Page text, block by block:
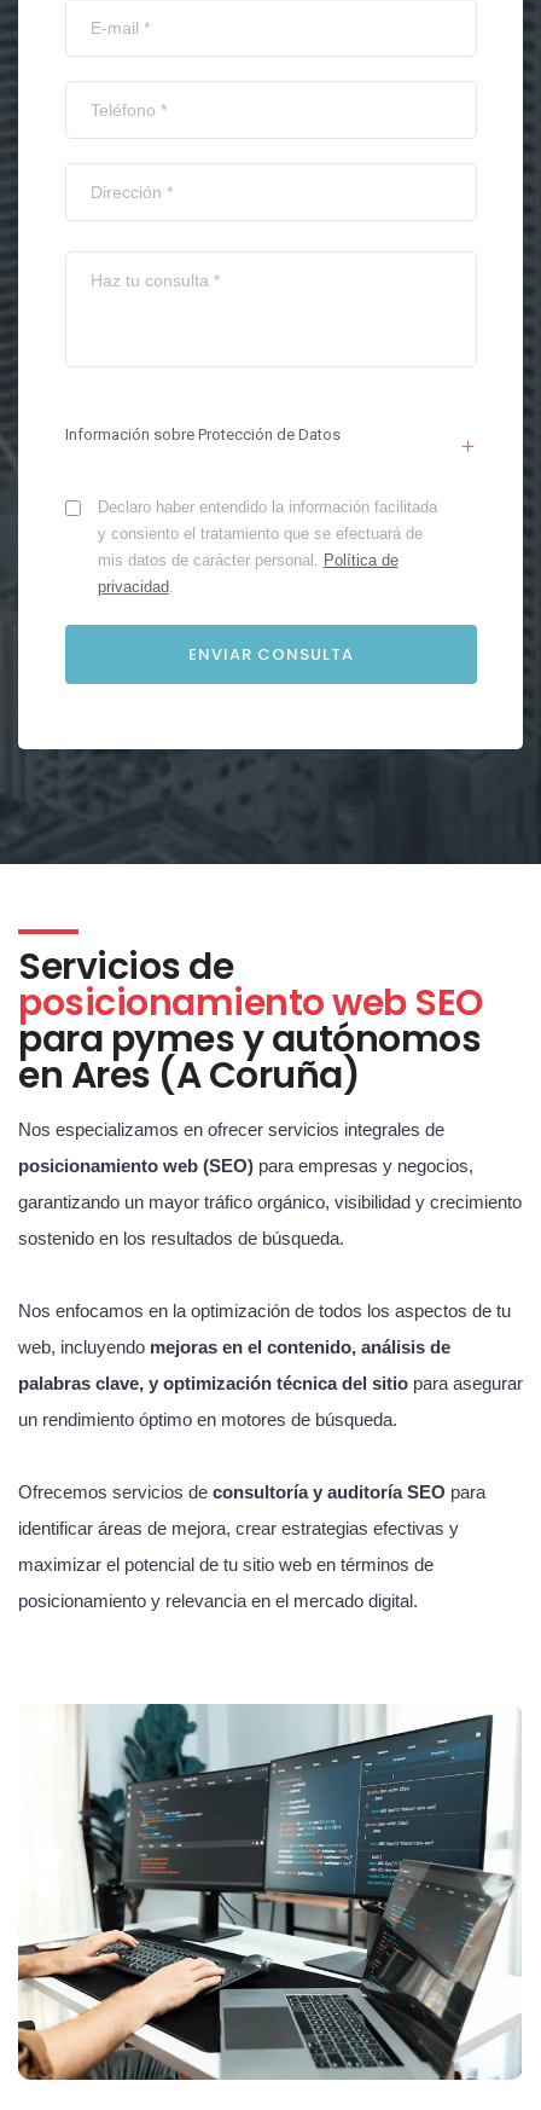
Información sobre Protección de Datos
Declaro haber entendido la información facilitada
y consiento el tratamiento que se efectuará de
mis datos de carácter personal. Política de
privacidad.
Servicios de
posicionamiento web SEO
para pymes y autónomos
en Ares (A Coruña)
Nos especializamos en ofrecer servicios integrales de
posicionamiento web (SEO) para empresas y negocios,
garantizando un mayor tráfico orgánico, visibilidad y crecimiento
sostenido en los resultados de búsqueda.
Nos enfocamos en la optimización de todos los aspectos de tu
web, incluyendo mejoras en el contenido, análisis de
palabras clave, y optimización técnica del sitio para asegurar
un rendimiento óptimo en motores de búsqueda.
Ofrecemos servicios de consultoría y auditoría SEO para
identificar áreas de mejora, crear estrategias efectivas y
maximizar el potencial de tu sitio web en términos de
posicionamiento y relevancia en el mercado digital.